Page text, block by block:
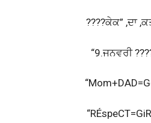
????ਕੇਕ” ,ਦਾ
“9.ਜਨਵਰੀ